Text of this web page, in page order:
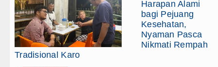
Harapan Alami
bagi Pejuang
Kesehatan,
Nyaman Pasca
Nikmati Rempah
Tradisional Karo